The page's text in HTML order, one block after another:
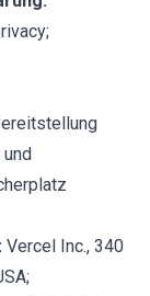
;
Vercel Inc., 340